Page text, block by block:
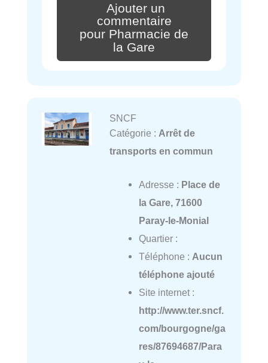
Ajouter un
commentaire
pour Pharmacie de
la Gare
SNCF
Catégorie : Arrêt de
transports en commun
Adresse : Place de
la Gare, 71600
Paray-le-Monial
Quartier :
Téléphone : Aucun
téléphone ajouté
Site internet :
http://www.ter.sncf.
com/bourgogne/ga
res/87694687/Para